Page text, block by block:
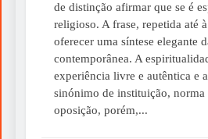
de distinção afirmar que se é
religioso. A frase, repetida até
oferecer uma síntese elegante
contemporânea. A
experiência livre e autêntica e
sinónimo de instituição, norma
oposição, porém,...